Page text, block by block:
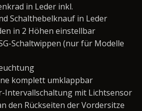
in Leder inkl.
Schalthebelknauf in Leder
in 2 Höhen einstellbar
Schaltwippen (nur für Modelle
komplett umklappbar
Intervallschaltung mit Lichtsensor
den Rückseiten der Vordersitze